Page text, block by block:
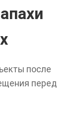
после
перед